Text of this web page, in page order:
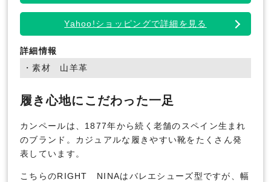
Yahoo!ショッピングで詳細を見る
詳細情報
・素材 山羊革
履き心地にこだわった一足
カンペールは、1877年から続く老舗のスペイン生まれ
のブランド。カジュアルな履きやすい靴をたくさん発
表しています。
こちらのRIGHT NINAはバレエシューズ型ですが、幅